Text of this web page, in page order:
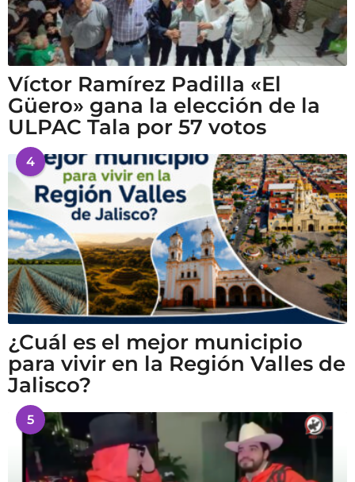
Víctor Ramírez Padilla «El
Güero» gana la elección de la
ULPAC Tala por 57 votos
4
¿Cuál es el mejor municipio
para vivir en la Región Valles de
Jalisco?
5